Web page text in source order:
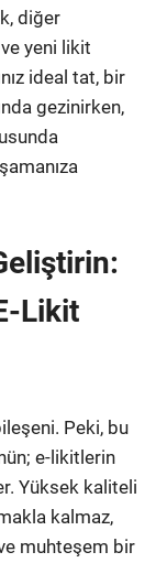
diğer
yeni likit
ideal tat, bir
gezinirken,
Likit
Peki, bu
e-likitlerin
Yüksek kaliteli
kalmaz,
muhteşem bir